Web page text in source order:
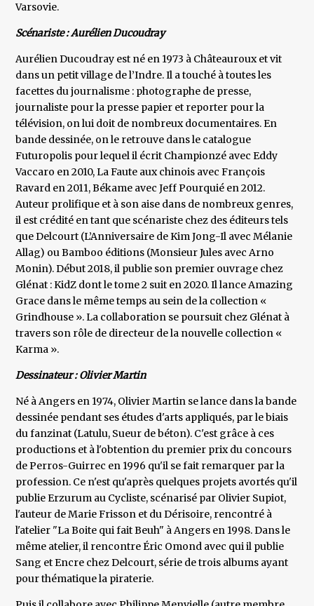
Varsovie.
Scénariste : Aurélien Ducoudray
Aurélien Ducoudray est né en 1973 à Châteauroux et vit
dans un petit village de l’Indre. Il a touché à toutes les
facettes du journalisme : photographe de presse,
journaliste pour la presse papier et reporter pour la
télévision, on lui doit de nombreux documentaires. En
bande dessinée, on le retrouve dans le catalogue
Futuropolis pour lequel il écrit Championzé avec Eddy
Vaccaro en 2010, La Faute aux chinois avec François
Ravard en 2011, Békame avec Jeff Pourquié en 2012.
Auteur prolifique et à son aise dans de nombreux genres,
il est crédité en tant que scénariste chez des éditeurs tels
que Delcourt (L’Anniversaire de Kim Jong-Il avec Mélanie
Allag) ou Bamboo éditions (Monsieur Jules avec Arno
Monin). Début 2018, il publie son premier ouvrage chez
Glénat : KidZ dont le tome 2 suit en 2020. Il lance Amazing
Grace dans le même temps au sein de la collection «
Grindhouse ». La collaboration se poursuit chez Glénat à
travers son rôle de directeur de la nouvelle collection «
Karma ».
Dessinateur : Olivier Martin
Né à Angers en 1974, Olivier Martin se lance dans la bande
dessinée pendant ses études d'arts appliqués, par le biais
du fanzinat (Latulu, Sueur de béton). C'est grâce à ces
productions et à l'obtention du premier prix du concours
de Perros-Guirrec en 1996 qu'il se fait remarquer par la
profession. Ce n'est qu'après quelques projets avortés qu'il
publie Erzurum au Cycliste, scénarisé par Olivier Supiot,
l'auteur de Marie Frisson et du Dérisoire, rencontré à
l'atelier "La Boite qui fait Beuh" à Angers en 1998. Dans le
même atelier, il rencontre Éric Omond avec qui il publie
Sang et Encre chez Delcourt, série de trois albums ayant
pour thématique la piraterie.